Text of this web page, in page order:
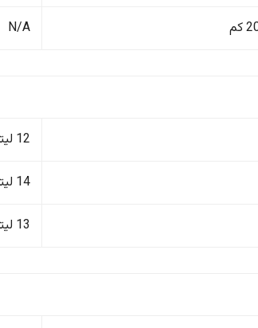
N/A
12 لیتر/١٠٠ کم
14 لیتر/١٠٠ کم
13 لیتر/١٠٠ کم